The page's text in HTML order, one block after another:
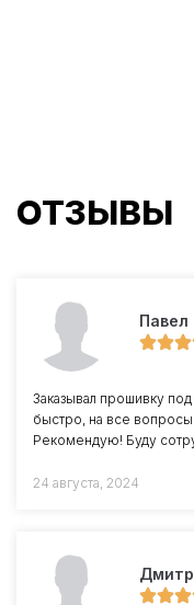
ОТЗЫВЫ
Павел
Заказывал прошивку
быстро, на все вопросы
Рекомендую! Буду
24 августа, 2024